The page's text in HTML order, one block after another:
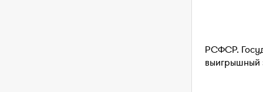
РСФСР.
выигрышный